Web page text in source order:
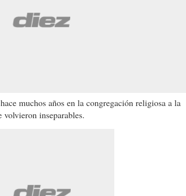
muchos años en la congregación religiosa a la
volvieron inseparables.